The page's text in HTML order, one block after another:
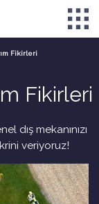
Fikirleri
Fikirleri
dış mekanınızı
veriyoruz!